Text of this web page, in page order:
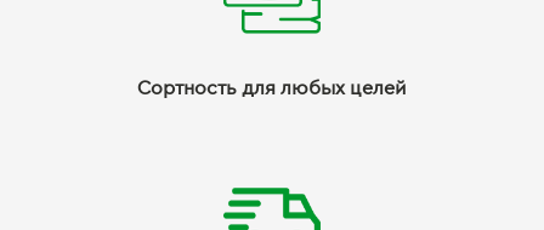
Сортность для любых целей